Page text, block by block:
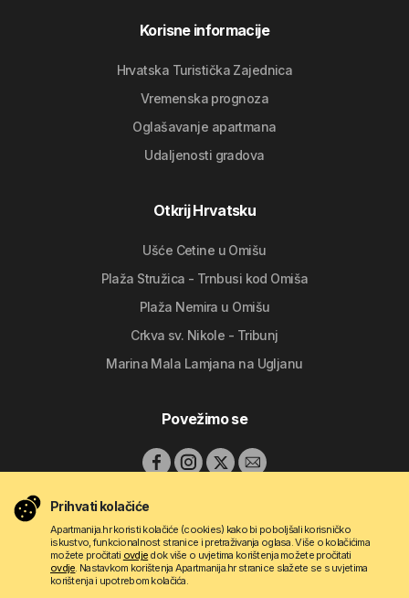
Korisne informacije
Hrvatska Turistička Zajednica
Vremenska prognoza
Oglašavanje apartmana
Udaljenosti gradova
Otkrij Hrvatsku
Ušće Cetine u Omišu
Plaža Stružica - Trnbusi kod Omiša
Plaža Nemira u Omišu
Crkva sv. Nikole - Tribunj
Marina Mala Lamjana na Ugljanu
Povežimo se
Prihvati kolačiće
Apartmanija.hr koristi kolačiće (cookies) kako bi poboljšali korisničko
iskustvo, funkcionalnost stranice i pretraživanja oglasa. Više o kolačićima
možete pročitati ovdje dok više o uvjetima korištenja možete pročitati
ovdje. Nastavkom korištenja Apartmanija.hr stranice slažete se s uvjetima
korištenja i upotrebom kolačića.